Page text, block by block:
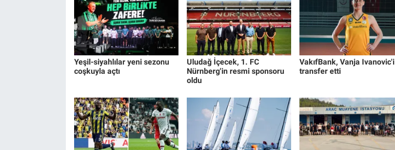
Yeşil-siyahlılar yeni sezonu
coşkuyla açtı
Uludağ İçecek, 1. FC
Nürnberg'in resmi sponsoru
oldu
VakıfBank, Vanja Ivanovic'i
transfer etti